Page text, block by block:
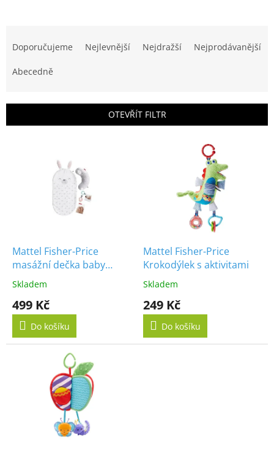
r
Doporučujeme Nejlevnější Nejdražší Nejprodávanější
Abecedně
OTEVŘÍT FILTR
ů
Mattel Fisher-Price
masážní dečka baby
bunny
Skladem
499 Kč
Do košíku
Mattel Fisher-Price
Krokodýlek s aktivitami
Skladem
249 Kč
Do košíku